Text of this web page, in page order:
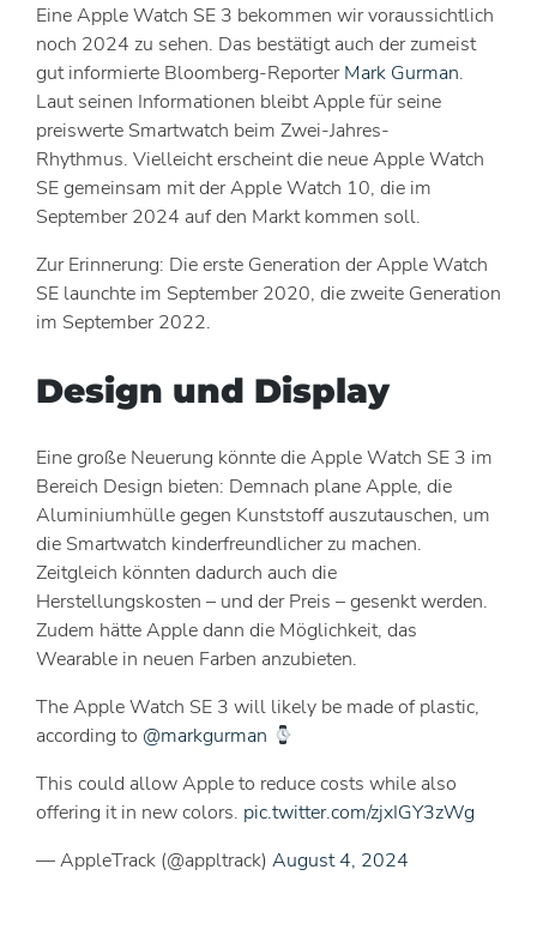
Eine Apple Watch SE 3 bekommen wir voraussichtlich
noch 2024 zu sehen. Das bestätigt auch der zumeist
gut informierte Bloomberg-ReporterMark Gurman.
Laut seinen Informationen bleibt Apple für seine
preiswerte Smartwatch beim Zwei-Jahres-
Rhythmus. Vielleicht erscheint die neue Apple Watch
SE gemeinsam mit der Apple Watch 10, die im
September 2024 auf den Markt kommen soll.
Zur Erinnerung: Die erste Generation der Apple Watch
SE launchte im September 2020, die zweite Generation
im September 2022.
Design und Display
Eine große Neuerung könnte die Apple Watch SE 3 im
Bereich Design bieten: Demnach plane Apple, die
Aluminiumhülle gegen Kunststoff auszutauschen, um
die Smartwatch kinderfreundlicher zu machen.
Zeitgleich könnten dadurch auch die
Herstellungskosten – und der Preis – gesenkt werden.
Zudem hätte Apple dann die Möglichkeit, das
Wearable in neuen Farben anzubieten.
The Apple Watch SE 3 will likely be made of plastic,
according to @markgurman
This could allow Apple to reduce costs while also
offering it in new colors. pic.twitter.com/zjxIGY3zWg
— AppleTrack (@appltrack) August 4, 2024